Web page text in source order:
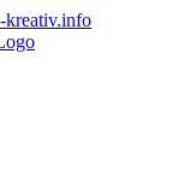
kreativ.info